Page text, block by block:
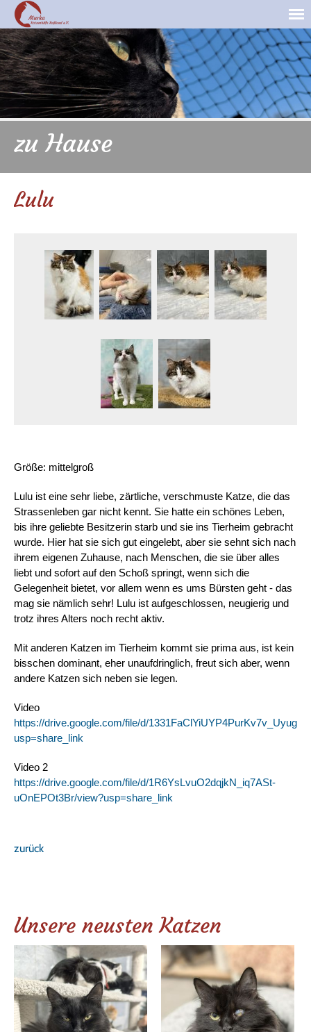
zu Hause
Lulu
Größe: mittelgroß
Lulu ist eine sehr liebe, zärtliche, verschmuste Katze, die das
Strassenleben gar nicht kennt. Sie hatte ein schönes Leben,
bis ihre geliebte Besitzerin starb und sie ins Tierheim gebracht
wurde. Hier hat sie sich gut eingelebt, aber sie sehnt sich nach
ihrem eigenen Zuhause, nach Menschen, die sie über alles
liebt und sofort auf den Schoß springt, wenn sich die
Gelegenheit bietet, vor allem wenn es ums Bürsten geht - das
mag sie nämlich sehr! Lulu ist aufgeschlossen, neugierig und
trotz ihres Alters noch recht aktiv.
Mit anderen Katzen im Tierheim kommt sie prima aus, ist kein
bisschen dominant, eher unaufdringlich, freut sich aber, wenn
andere Katzen sich neben sie legen.
https://drive.google.com/file/d/
usp=share_link
https://drive.google.com/file/d/1R6YsLvuO2dqjkN_iq7ASt-
uOnEPOt3Br/view?usp=share_link
zurück
Unsere neusten Katzen